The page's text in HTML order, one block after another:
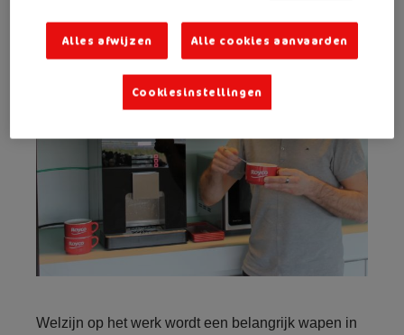
Welzijn op het werk wordt een belangrijk wapen in
Alles afwijzen Alle cookies aanvaarden
Cookiesinstellingen